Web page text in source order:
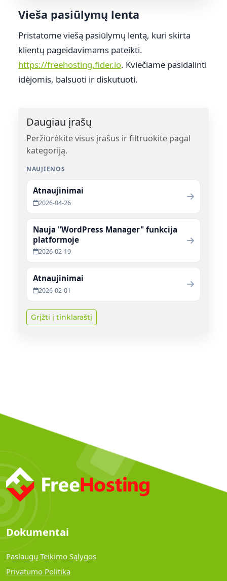
Vieša pasiūlymų lenta
Pristatome viešą pasiūlymų lentą, kuri skirta
klientų pageidavimams pateikti.
https://freehosting.fider.io. Kviečiame pasidalinti
idėjomis, balsuoti ir diskutuoti.
Daugiau įrašų
Peržiūrėkite visus įrašus ir filtruokite pagal
kategoriją.
NAUJIENOS
Atnaujinimai
2026-04-26
Nauja "WordPress Manager" funkcija
platformoje
2026-02-19
Atnaujinimai
2026-02-01
Grįžti į tinklaraštį
Dokumentai
Paslaugų Teikimo Sąlygos
Privatumo Politika